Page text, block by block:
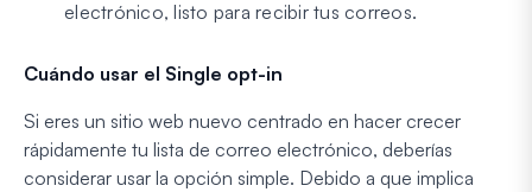
electrónico, listo para recibir tus correos.
Cuándo usar el Single opt-in
Si eres un sitio web nuevo centrado en hacer crecer
rápidamente tu lista de correo electrónico, deberías
considerar usar la opción simple. Debido a que implica